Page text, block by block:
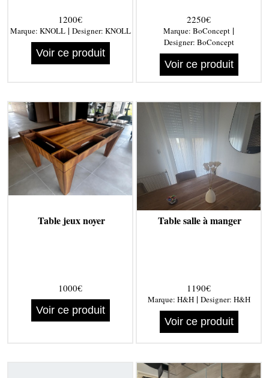
1200€
Marque: KNOLL| Designer: KNOLL
Voir ce produit
2250€
Marque: BoConcept |
Designer: BoConcept
Voir ce produit
Table jeux noyer
1000€
Voir ce produit
Table salle à manger
1190€
Marque: H&H| Designer: H&H
Voir ce produit